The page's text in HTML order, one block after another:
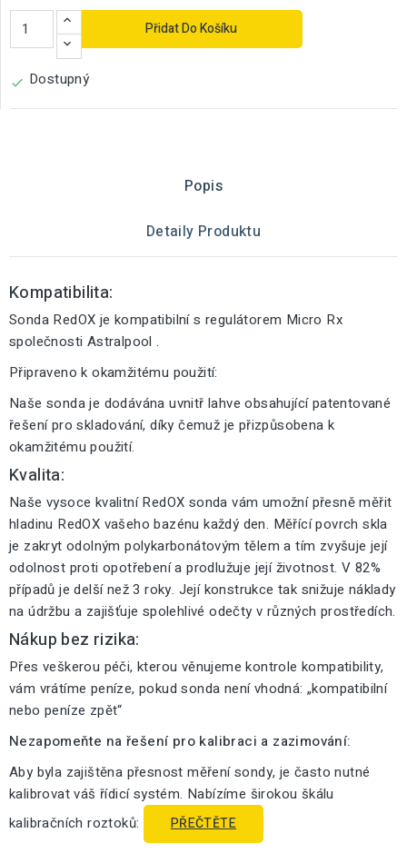
Přidat Do Košíku
 Dostupný
Popis
Detaily Produktu
Kompatibilita:
Sonda RedOX je kompatibilní s regulátorem Micro Rx
společnosti Astralpool .
Připraveno k okamžitému použití:
Naše sonda je dodávána uvnitř lahve obsahující patentované
řešení pro skladování, díky čemuž je přizpůsobena k
okamžitému použití.
Kvalita:
Naše vysoce kvalitní RedOX sonda vám umožní přesně měřit
hladinu RedOX vašeho bazénu každý den. Měřící povrch skla
je zakryt odolným polykarbonátovým tělem a tím zvyšuje její
odolnost proti opotřebení a prodlužuje její životnost. V 82%
případů je delší než 3 roky. Její konstrukce tak snižuje náklady
na údržbu a zajišťuje spolehlivé odečty v různých prostředích.
Nákup bez rizika:
Přes veškerou péči, kterou věnujeme kontrole kompatibility,
vám vrátíme peníze, pokud sonda není vhodná: „kompatibilní
nebo peníze zpět“
Nezapomeňte na řešení pro kalibraci a zazimování:
Aby byla zajištěna přesnost měření sondy, je často nutné
kalibrovat váš řídicí systém. Nabízíme širokou škálu
kalibračních roztoků:
PŘEČTĚTE